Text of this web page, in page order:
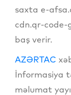
saxta e-
cdn.qr-code-
baş verir.
AZƏRTAC
İnformasiya
məlumat